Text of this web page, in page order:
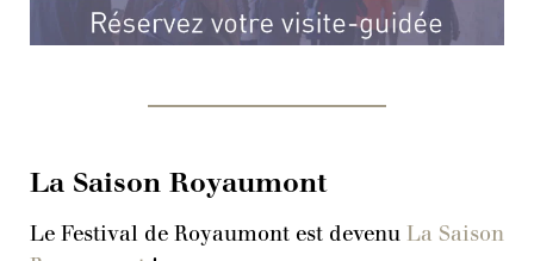
La Saison Royaumont
Le Festival de Royaumont est devenu La Saison